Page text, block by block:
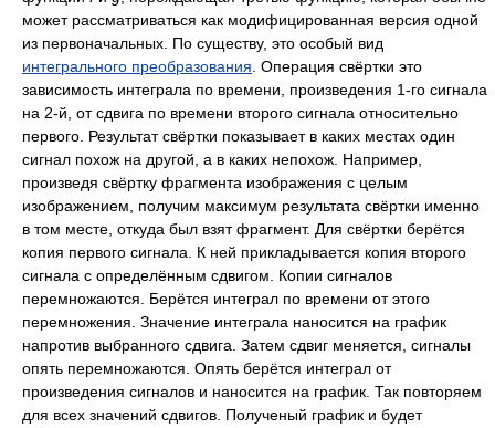
может рассматриваться как модифицированная версия одной
из первоначальных. По существу, это особый вид
интегрального преобразования . Операция свёртки это
зависимость интеграла по времени, произведения 1-го сигнала
на 2-й, от сдвига по времени второго сигнала относительно
первого. Результат свёртки показывает в каких местах один
сигнал похож на другой, а в каких непохож. Например,
произведя свёртку фрагмента изображения с целым
изображением, получим максимум результата свёртки именно
в том месте, откуда был взят фрагмент. Для свёртки берётся
копия первого сигнала. К ней прикладывается копия второго
сигнала с определённым сдвигом. Копии сигналов
перемножаются. Берётся интеграл по времени от этого
перемножения. Значение интеграла наносится на график
напротив выбранного сдвига. Затем сдвиг меняется, сигналы
опять перемножаются. Опять берётся интеграл от
произведения сигналов и наносится на график. Так повторяем
для всех значений сдвигов. Полученый график и будет